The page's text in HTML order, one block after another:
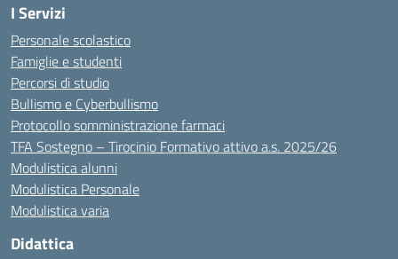
I Servizi
Personale scolastico
Famiglie e studenti
Percorsi di studio
Bullismo e Cyberbullismo
Protocollo somministrazione farmaci
TFA Sostegno – Tirocinio Formativo attivo a.s. 2025/26
Modulistica alunni
Modulistica Personale
Modulistica varia
Didattica